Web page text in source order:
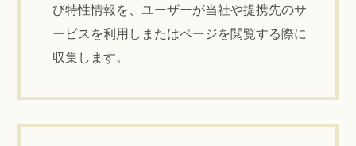
び特性情報を、ユーザーが当社や提携先のサ
ービスを利用しまたはページを閲覧する際に
収集します。